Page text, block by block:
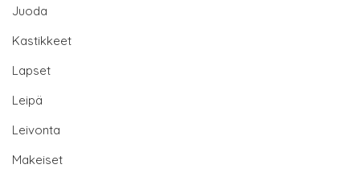
Juoda
Kastikkeet
Lapset
Leipä
Leivonta
Makeiset